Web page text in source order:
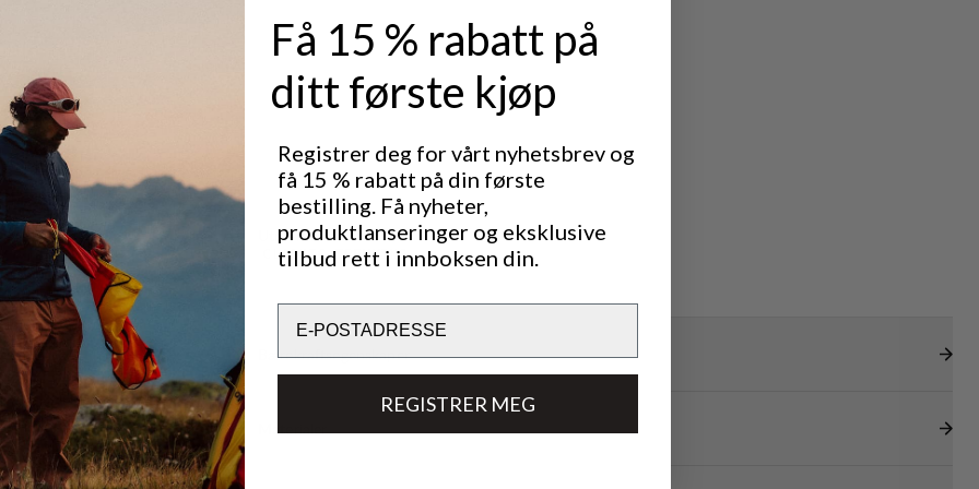
og
Utmerket for
CLASSIC TREKKING
Bærekraftsegenskaper
Materialer
Få 15 % rabatt på
ditt første kjøp
Registrer deg for vårt nyhetsbrev og
få 15 % rabatt på din første
bestilling. Få nyheter,
produktlanseringer og eksklusive
tilbud rett i innboksen din.
REGISTRER MEG